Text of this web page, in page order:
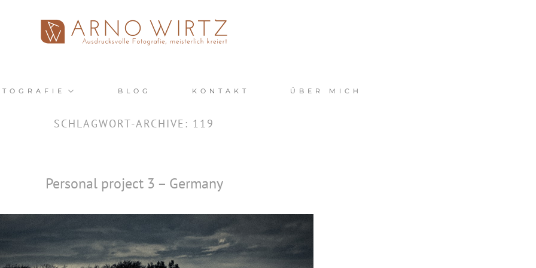
BLOG KONTAKT ÜBER MICH
SCHLAGWORT-ARCHIVE: 119
Personal project 3 – Germany